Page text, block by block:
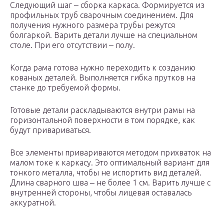
Следующий шаг ‒ сборка каркаса. Формируется из
профильных труб сварочным соединением. Для
получения нужного размера трубы режутся
болгаркой. Варить детали лучше на специальном
столе. При его отсутствии ‒ полу.
Когда рама готова нужно переходить к созданию
кованых деталей. Выполняется гибка прутков на
станке до требуемой формы.
Готовые детали раскладываются внутри рамы на
горизонтальной поверхности в том порядке, как
будут привариваться.
Все элементы привариваются методом прихваток на
малом токе к каркасу. Это оптимальный вариант для
тонкого металла, чтобы не испортить вид деталей.
Длина сварного шва ‒ не более 1 см. Варить лучше с
внутренней стороны, чтобы лицевая оставалась
аккуратной.